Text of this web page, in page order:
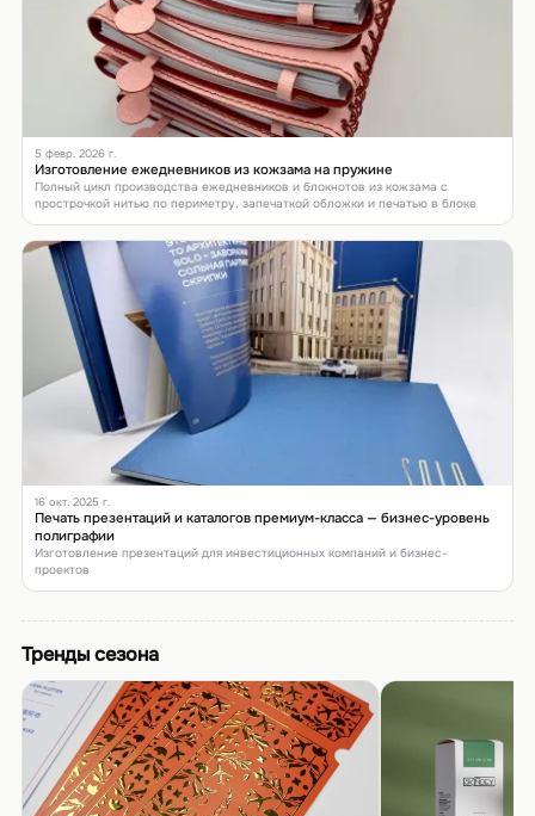
5 февр. 2026 г.
Изготовление ежедневников из кожзама на пружине
Полный цикл производства ежедневников и блокнотов из кожзама с
прострочкой нитью по периметру, запечаткой обложки и печатью в блоке
16 окт. 2025 г.
Печать презентаций и каталогов премиум-класса — бизнес-уровень
полиграфии
Изготовление презентаций для инвестиционных компаний и бизнес-
проектов
Тренды сезона